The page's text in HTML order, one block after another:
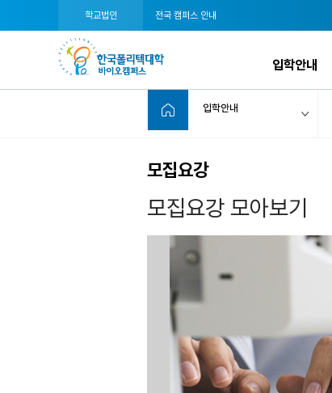
학교법인 전국 캠퍼스 안내
입학안내
입학안내
모집요강
모집요강 모아보기